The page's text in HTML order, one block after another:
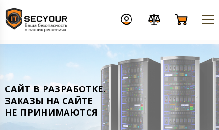
CАЙТ В РАЗРАБОТКЕ.
ЗАКАЗЫ НА САЙТЕ
НЕ ПРИНИМАЮТСЯ